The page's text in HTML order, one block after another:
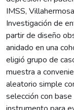
IMSS,
Investigación de
partir de diseño
anidado en una
eligió grupo de
muestra a
aleatorio simple
selección con